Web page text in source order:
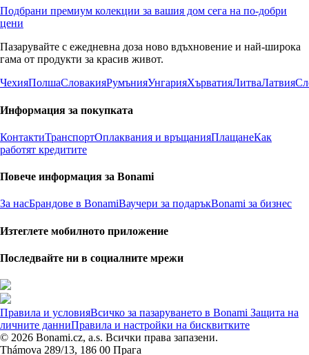
Подбрани премиум колекции за вашия дом сега на по-добри
цени
Пазарувайте с ежедневна доза ново вдъхновение и най-широка
гама от продукти за красив живот.
ЧехияПолшаСловакияРумънияУнгарияХърватияЛитваЛатвия
Информация за покупката
КонтактиТранспортОплаквания и връщанияПлащанеКак
работят кредитите
Повече информация за Bonami
За насБрандове в BonamiВаучери за подаръкBonami за бизнес
Изтеглете мобилното приложение
Последвайте ни в социалните мрежи
Правила и условияВсичко за пазаруването в Bonami Защита на
личните данниПравила и настройки на бисквитките
© 2026 Bonami.cz, a.s. Всички права запазени.
Thámova 289/13, 186 00 Прага